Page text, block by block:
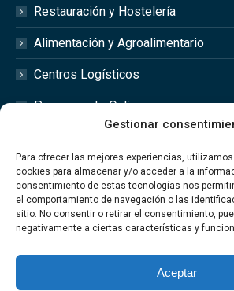
Gestionar
Para ofrecer las mejores experiencias,
cookies para almacenar y/o acceder a la
consentimiento de estas tecnologías nos
el comportamiento de navegación o las
sitio. No consentir o retirar el consentimiento,
negativamente a ciertas características y
Aceptar
Restauración y Hostelería
Alimentación y Agroalimentario
Centros Logísticos
Presupuesto Online
Redes Sociales
Síguenos en las redes sociales
#Optimfred
#OptimfredIndustrial